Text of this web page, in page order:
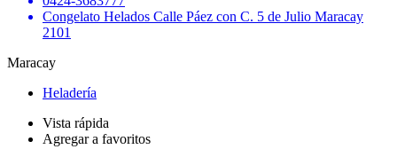
Congelato Helados Calle Páez con C. 5 de Julio Maracay
2101
Maracay
Heladería
Vista rápida
Agregar a favoritos